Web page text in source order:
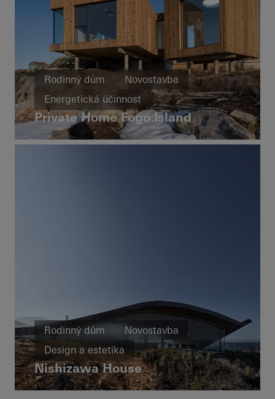
Rodinný dům
Novostavba
Energetická účinnost
Cradle-to-Cradle
Chytrá budova
Bezbariérový přístup
Private Home Fogo Island
Rodinný dům
Novostavba
Design a estetika
Výjimečná architektura
Okna
Dveře
Chile
Nishizawa House